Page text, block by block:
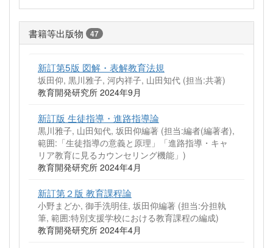
書籍等出版物 47
新訂第5版 図解・表解教育法規
坂田仰, 黒川雅子, 河内祥子, 山田知代 (担当:共著)
教育開発研究所 2024年9月
新訂版 生徒指導・進路指導論
黒川雅子, 山田知代, 坂田仰編著 (担当:編者(編著者),
範囲:「生徒指導の意義と原理」「進路指導・キャ
リア教育に見るカウンセリング機能」)
教育開発研究所 2024年4月
新訂第２版 教育課程論
小野まどか, 御手洗明佳, 坂田仰編著 (担当:分担執
筆, 範囲:特別支援学校における教育課程の編成)
教育開発研究所 2024年4月